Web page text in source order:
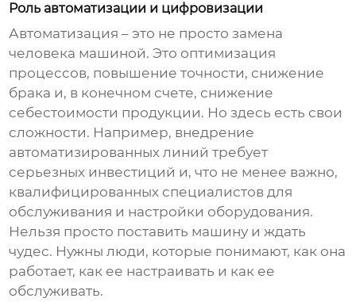
Роль автоматизации и цифровизации
Автоматизация – это не просто замена
человека машиной. Это оптимизация
процессов, повышение точности, снижение
брака и, в конечном счете, снижение
себестоимости продукции. Но здесь есть свои
сложности. Например, внедрение
автоматизированных линий требует
серьезных инвестиций и, что не менее важно,
квалифицированных специалистов для
обслуживания и настройки оборудования.
Нельзя просто поставить машину и ждать
чудес. Нужны люди, которые понимают, как она
работает, как ее настраивать и как ее
обслуживать.